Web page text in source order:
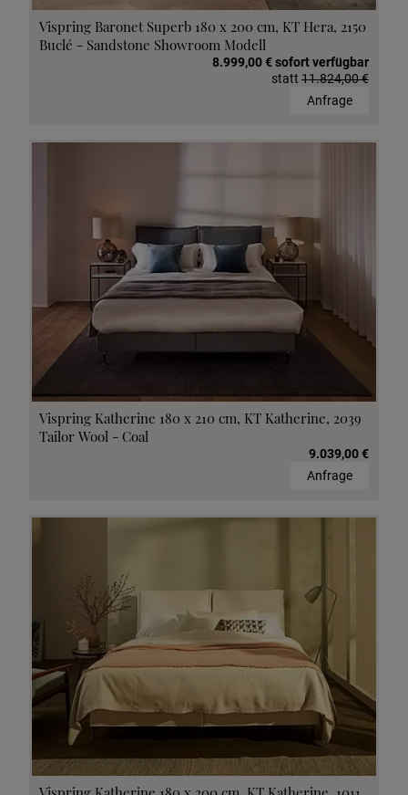
Vispring Baronet Superb 180 x 200 cm, KT Hera, 2150
Buclé - Sandstone Showroom Modell
8.999,00 € sofort verfügbar
statt 11.824,00 €
Anfrage
Vispring Katherine 180 x 210 cm, KT Katherine, 2039
Tailor Wool - Coal
9.039,00 €
Anfrage